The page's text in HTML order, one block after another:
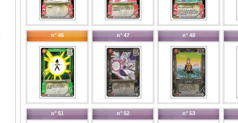
n° 46 n° 47 n° 48
n° 51 n° 52 n° 53